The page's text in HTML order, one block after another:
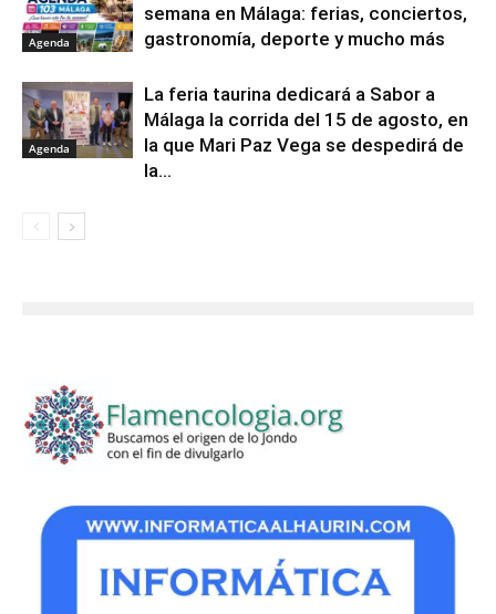
Agenda
semana en Málaga: ferias, conciertos,
gastronomía, deporte y mucho más
Agenda
La feria taurina dedicará a Sabor a
Málaga la corrida del 15 de agosto, en
la que Mari Paz Vega se despedirá de
la...